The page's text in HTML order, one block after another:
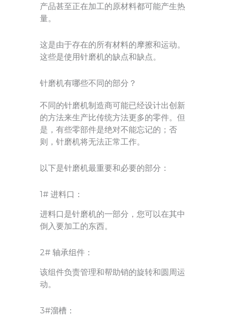
产品甚至正在加工的原材料都可能产生热
量。
这是由于存在的所有材料的摩擦和运动。
这些是使用针磨机的缺点和缺点。
针磨机有哪些不同的部分？
不同的针磨机制造商可能已经设计出创新
的方法来生产比传统方法更多的零件。但
是，有些零部件是绝对不能忘记的；否
则，针磨机将无法正常工作。
以下是针磨机最重要和必要的部分：
1# 进料口：
进料口是针磨机的一部分，您可以在其中
倒入要加工的东西。
2# 轴承组件：
该组件负责管理和帮助销的旋转和圆周运
动。
3#溜槽：